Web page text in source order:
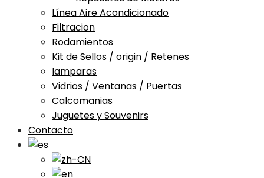
Línea Aire Acondicionado
Filtracion
Rodamientos
Kit de Sellos / origin / Retenes
lamparas
Vidrios / Ventanas / Puertas
Calcomanias
Juguetes y Souvenirs
Contacto